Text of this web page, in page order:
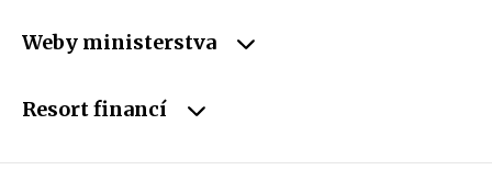
Weby ministerstva
Resort financí